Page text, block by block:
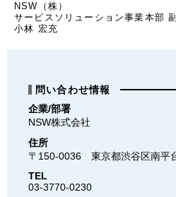
NSW（株）
サービスソリューション事業本部
小林 宏充
問い合わせ情報
企業/部署
NSW株式会社
住所
〒150-0036　東京都渋谷区南平
TEL
03-3770-0230